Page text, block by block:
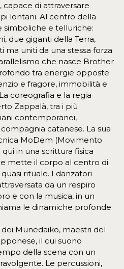
di attraversare
lontani. Al centro della
simboliche e telluriche:
due giganti della Terra,
uniti da una stessa forza
che nasce Brother
tra energie opposte
e fragore, immobilità e
coreografia e la regia
Zappalà, tra i più
contemporanei,
catanese. La sua
MoDem (Movimento
in una scrittura fisica
mette il corpo al centro di
rituale. I danzatori
da un respiro
e con la musica, in un
le dinamiche profonde
Munedaiko, maestri del
il cui suono
della scena con un
Le percussioni,